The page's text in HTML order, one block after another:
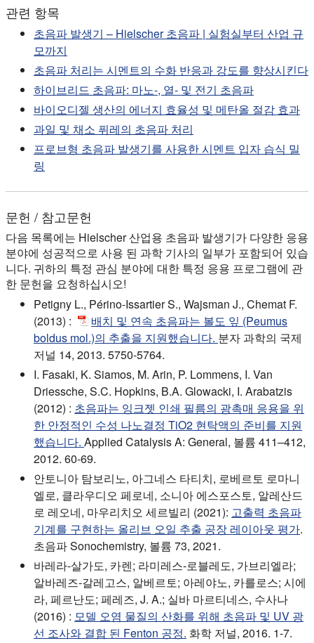
관련 항목
초음파 발생기 – Hielscher 초음파 | 실험실부터 산업 규
모까지
초음파 처리는 시멘트의 수화 반응과 강도를 향상시킨다
하이브리드 초음파: 마노-, 열- 및 전기 초음파
바이오디젤 생산의 에너지 효율성 및 메탄올 절감 효과
과일 및 채소 퓌레의 초음파 처리
프로브형 초음파 발생기를 사용한 시멘트 입자 습식 밀
링
문헌 / 참고문헌
다음 목록에는 Hielscher 산업용 초음파 발생기가 다양한 응용
분야에 성공적으로 사용 된 과학 기사의 일부가 포함되어 있습
니다. 귀하의 특정 관심 분야에 대한 특정 응용 프로그램에 관
한 문헌을 요청하십시오!
Petigny L., Périno-Issartier S., Wajsman J., Chemat F.
(2013) :
배치 및 연속 초음파는 볼도 잎 (Peumus
boldus mol.)의 추출을 지원했습니다. 분자 과학의 국제
저널 14, 2013. 5750-5764.
I. Fasaki, K. Siamos, M. Arin, P. Lommens, I. Van
Driessche, S.C. Hopkins, B.A. Glowacki, I. Arabatzis
(2012) : 초음파는 잉크젯 인쇄 필름의 광촉매 응용을 위
한 안정적인 수성 나노결정 TiO2 현탁액의 준비를 지원
했습니다. Applied Catalysis A: General, 볼륨 411–412,
2012. 60-69.
안토니아 탐보리노, 아그네스 타티치, 로베르토 로마니
엘로, 클라우디오 페로네, 소니아 에스포스토, 알레산드
로 레오네, 마우리치오 세르빌리 (2021): 고출력 초음파
기계를 구현하는 올리브 오일 추출 공장 레이아웃 평가.
초음파 Sonochemistry, 볼륨 73, 2021.
바레라-살가도, 카렌; 라미레스-로블레도, 가브리엘라;
알바레즈-갈레고스, 알베르토; 아레야노, 카를로스; 시에
라, 페르난도; 페레즈, J. A.; 실바 마르티네스, 수사나
(2016) : 모델 오염 물질의 산화를 위해 초음파 및 UV 광
선 조사와 결합 된 Fenton 공정. 화학 저널, 2016. 1-7.